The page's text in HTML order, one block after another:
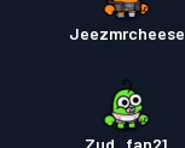
Jeezmrcheese
Zud_fan21